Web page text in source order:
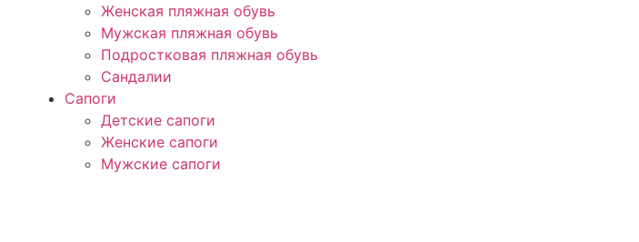
Женская пляжная обувь
Мужская пляжная обувь
Подростковая пляжная обувь
Сандалии
Сапоги
Детские сапоги
Женские сапоги
Мужские сапоги